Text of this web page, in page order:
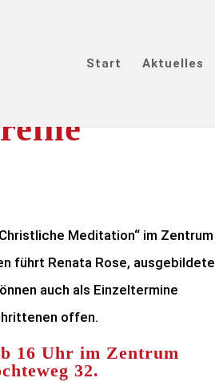
Start Aktuelles
Meditation“ im Zentrum
führt Renata Rose, ausgebildete
auch als Einzeltermine
offen.
16 Uhr im Zentrum
32.